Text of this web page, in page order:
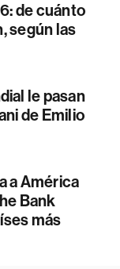
de cuánto
según las
le pasan
de Emilio
a América
Bank
más